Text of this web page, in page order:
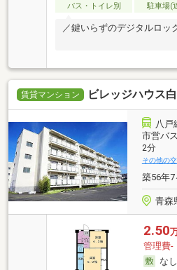
バス・トイレ別
駐車場(
／鍵いらずのデジタルロッ
賃貸マンション ビレッジハウス
八戸
市営バ
2分
その他の
築56年
青森
2.50
管理費-
なし